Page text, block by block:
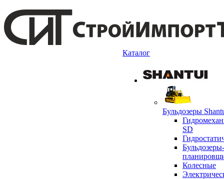
Каталог
Бульдозеры
SD
Бульдозеры-
Колесные